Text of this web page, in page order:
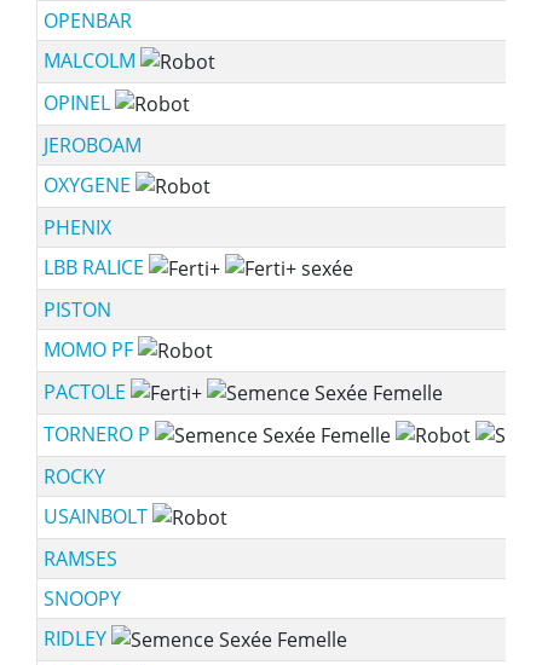
OPENBAR
MALCOLM
OPINEL
JEROBOAM
OXYGENE
PHENIX
LBB RALICE
PISTON
MOMO PF
PACTOLE
TORNERO P
ROCKY
USAINBOLT
RAMSES
SNOOPY
RIDLEY